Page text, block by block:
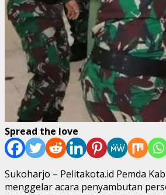
Spread the love
Sukoharjo – Pelitakota.id Pemda
menggelar acara penyambutan